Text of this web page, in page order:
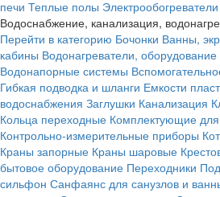
печи Теплые полы Электрообогреватели
Водоснабжение, канализация,
Перейти в категорию Бочонки Ванны,
кабины Водонагреватели,
Водонапорные системы
Гибкая подводка и шланги Емкости
водоснабжения Заглушки Канализация
Кольца переходные Комплектующие
Контрольно-измерительные приборы
Краны запорные Краны шаровые
бытовое оборудование Переходники
сильфон Санфаянс для санузлов и